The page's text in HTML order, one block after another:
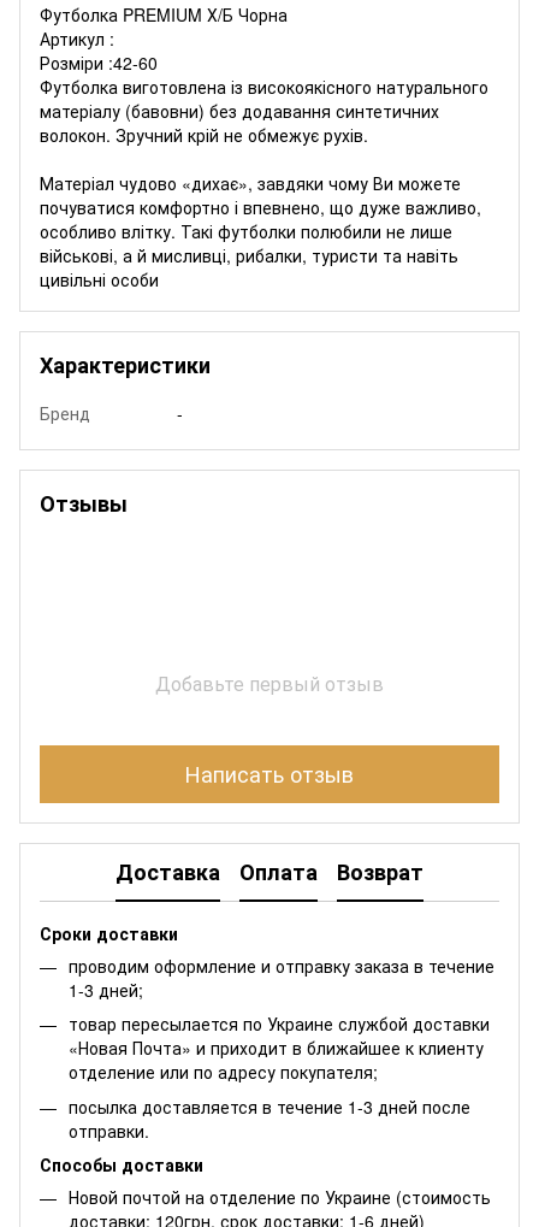
Футболка PREMIUM Х/Б Чорна
Артикул :
Розміри :42-60
Футболка виготовлена із високоякісного натурального
матеріалу (бавовни) без додавання синтетичних
волокон. Зручний крій не обмежує рухів.
Матеріал чудово «дихає», завдяки чому Ви можете
почуватися комфортно і впевнено, що дуже важливо,
особливо влітку. Такі футболки полюбили не лише
військові, а й мисливці, рибалки, туристи та навіть
цивільні особи
Характеристики
Бренд -
Отзывы
Добавьте первый отзыв
Написать отзыв
Доставка Оплата Возврат
Сроки доставки
проводим оформление и отправку заказа в течение
1-3 дней;
товар пересылается по Украине службой доставки
«Новая Почта» и приходит в ближайшее к клиенту
отделение или по адресу покупателя;
посылка доставляется в течение 1-3 дней после
отправки.
Способы доставки
Новой почтой на отделение по Украине (стоимость
доставки: 120грн, срок доставки: 1-6 дней)